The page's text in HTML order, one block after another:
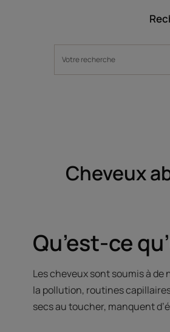
Cheveux
Qu’est-ce
Les cheveux sont soumis à
la pollution, routines
secs au toucher, manquent